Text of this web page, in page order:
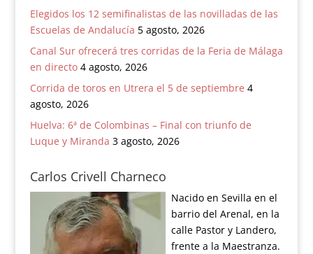
Elegidos los 12 semifinalistas de las novilladas de las
Escuelas de Andalucía 5 agosto, 2026
Canal Sur ofrecerá tres corridas de la Feria de Málaga
en directo 4 agosto, 2026
Corrida de toros en Utrera el 5 de septiembre 4
agosto, 2026
Huelva: 6ª de Colombinas – Final con triunfo de
Luque y Miranda 3 agosto, 2026
Carlos Crivell Charneco
Nacido en Sevilla en el
barrio del Arenal, en la
calle Pastor y Landero,
frente a la Maestranza.